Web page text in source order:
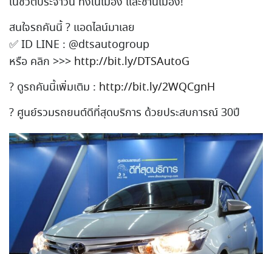
สนใจรถคันนี้ ? แอดไลน์มาเลย
✅ID LINE : @dtsautogroup
หรือ คลิก >>> http://bit.ly/DTSAutoG
? ดูรถคันนี้เพิ่มเติม : http://bit.ly/2WQCgnH
? ศูนย์รวมรถยนต์ดีที่สุดบริการ ด้วยประสบการณ์ 30ปี